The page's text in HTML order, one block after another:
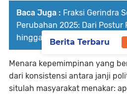
Baca Juga : Fraksi Gerindra
Perubahan 2025: Dari Postur
hingga Isu Strategis Daerah
Menara kepemimpinan yang
dari konsistensi antara janji
situlah masyarakat menakar:
Berita Terbaru